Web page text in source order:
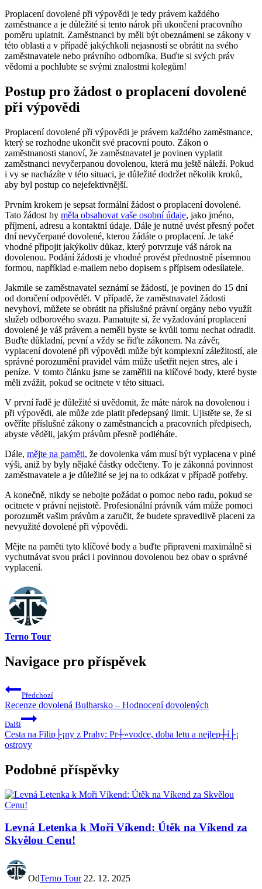
Proplacení dovolené při výpovědi je tedy právem ⁤každého
zaměstnance a je důležité si tento nárok při ukončení pracovního
poměru uplatnit. Zaměstnanci by měli být obeznámeni se zákony v
této oblasti a⁣ v případě ‍jakýchkoli nejasností se⁤ obrátit na svého
zaměstnavatele nebo právního odborníka. Buďte si svých⁢ práv
vědomi a pochlubte se ‌svými znalostmi kolegům!
Postup pro⁤ žádost o proplacení dovolené
při výpovědi
Proplacení dovolené při⁣ výpovědi‌ je právem každého ⁣zaměstnance,
který se rozhodne⁢ ukončit své pracovní pouto. Zákon o
zaměstnanosti stanoví, ⁢že zaměstnavatel je povinen vyplatit
zaměstnanci⁢ nevyčerpanou dovolenou, která mu ještě náleží. Pokud
i vy se nacházíte v ​této situaci, je důležité dodržet několik kroků,
aby byl postup co nejefektivnější.
Prvním krokem je ‌sepsat formální⁤ žádost o proplacení dovolené.
Tato žádost by měla obsahovat vaše osobní údaje, jako jméno,
příjmení,‌ adresu a kontaktní údaje. Dále je ‌nutné uvést přesný počet
dní nevyčerpané dovolené, kterou žádáte o proplacení. Je také
vhodné připojit jakýkoliv důkaz, který potvrzuje váš nárok na
dovolenou. ‍Podání žádosti je ‌vhodné provést ‌přednostně písemnou
formou, například e-mailem nebo dopisem s přípisem odesílatele.
Jakmile se zaměstnavatel seznámí se žádostí, je povinen ⁣do 15 dní
od doručení odpovědět. V⁣ případě, že zaměstnavatel žádosti
nevyhoví, můžete se obrátit na ⁣příslušné ⁢právní‌ orgány nebo využít
služeb odborového svazu.​ Pamatujte si,⁢ že vyžadování proplacení ​
dovolené je váš právem a neměli byste‍ se kvůli tomu nechat odradit.
Buďte ⁤důkladní, pevní a​ vždy se ⁣řiďte zákonem. Na závěr,
vyplacení dovolené při výpovědi může být komplexní záležitostí, ‍ale
​správné porozumění pravidel vám může ušetřit nejen stres,‌ ale i⁣
peníze.‌ V⁣ tomto článku jsme se zaměřili na klíčové ⁤body, které byste
měli zvážit, pokud ‌se ocitnete v této situaci.
V první řadě je důležité si uvědomit, že máte nárok na dovolenou i
při výpovědi, ale může zde platit předepsaný ⁣limit. ⁢Ujistěte⁤ se, že si
ověříte příslušné zákony o zaměstnancích a pracovních předpisech,
abyste⁤ věděli, jakým právům přesně⁤ podléháte.
Dále, mějte na paměti, že‌ dovolenka vám musí být vyplacena v plné
výši, aniž by​ byly nějaké částky odečteny. To je zákonná povinnost
zaměstnavatele a je důležité se jej na to odkázat v ‌případě​ potřeby.
A konečně, nikdy se nebojte požádat o pomoc nebo radu, ⁤pokud se
ocitnete v právní nejistotě. Profesionální právník vám ​může​ pomoci‌
porozumět vašim právům ⁢a zaručit,‌ že budete spravedlivě placeni‍ za
nevyužité dovolené⁣ při výpovědi.
Mějte na paměti⁢ tyto klíčové body a buďte připraveni maximálně si
vychutnávat svou práci i povinnou dovolenou bez obav o správné
vyplacení.
Terno Tour
Navigace pro příspěvek
Předchozí
Recenze dovolená Bulharsko – Hodnocení dovolených
Další
Cesta na Filip├¡ny z Prahy: Pr┼»vodce, doba letu a nejlep┼í├¡
ostrovy
Podobné příspěvky
Levná Letenka k Moři Víkend: Útěk na Víkend za
Skvělou Cenu!
OdTerno Tour 22. 12. 2025